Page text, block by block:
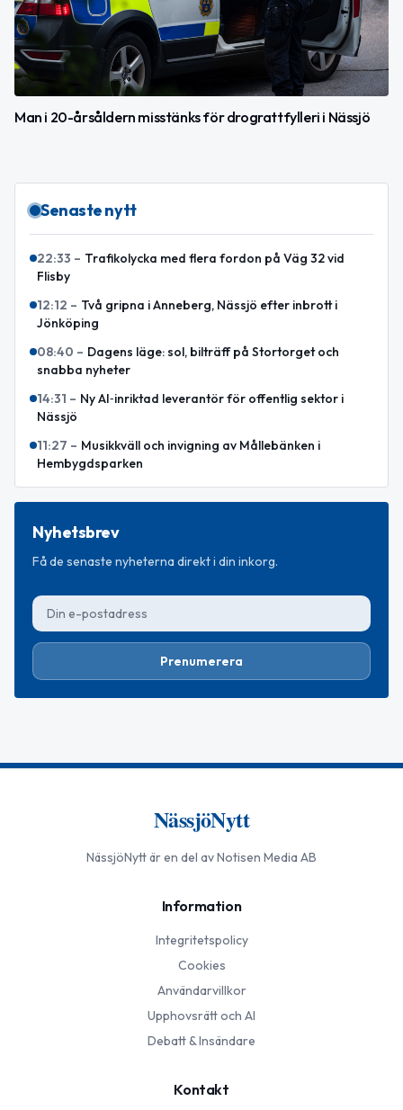
Man i 20-årsåldern misstänks för drograttfylleri i Nässjö
Senaste nytt
22:33 – Trafikolycka med flera fordon på Väg 32 vid
Flisby
12:12 – Två gripna i Anneberg, Nässjö efter inbrott i
Jönköping
08:40 – Dagens läge: sol, bilträff på Stortorget och
snabba nyheter
14:31 – Ny AI‑inriktad leverantör för offentlig sektor i
Nässjö
11:27 – Musikkväll och invigning av Mållebänken i
Hembygdsparken
Nyhetsbrev
Få de senaste nyheterna direkt i din inkorg.
Prenumerera
NässjöNytt
NässjöNyttär en del av Notisen Media AB
Information
Integritetspolicy
Cookies
Användarvillkor
Upphovsrätt och AI
Debatt & Insändare
Kontakt